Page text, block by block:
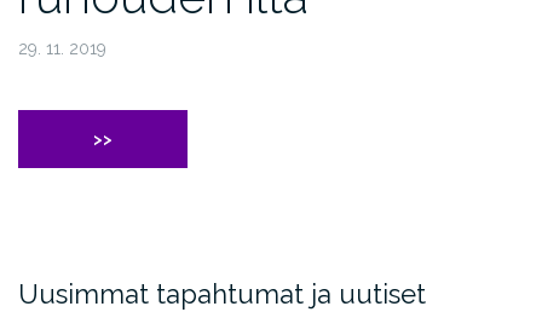
29. 11. 2019
>>
Uusimmat tapahtumat ja uutiset